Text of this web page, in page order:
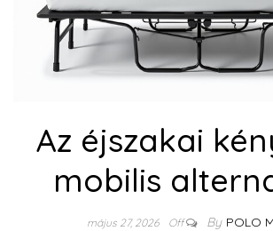
Az éjszakai
mobilis
május 27, 2026 Off By POLO